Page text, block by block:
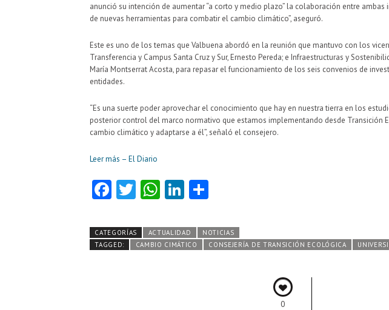
anunció su intención de aumentar “a corto y medio plazo” la colaboración entre ambas
de nuevas herramientas para combatir el cambio climático”, aseguró.
Este es uno de los temas que Valbuena abordó en la reunión que mantuvo con los
Transferencia y Campus Santa Cruz y Sur, Ernesto Pereda; e Infraestructuras y
María Montserrat Acosta, para repasar el funcionamiento de los seis convenios de
entidades.
“Es una suerte poder aprovechar el conocimiento que hay en nuestra tierra en los
posterior control del marco normativo que estamos implementando desde Transición
cambio climático y adaptarse a él”, señaló el consejero.
Leer más – El Diario
Fa
b
o
T
itt
er
W
ts
A
Li
e
dI
m
pa
CATEGORÍAS ACTUALIDAD
NOTICIAS
TAGGED:
CAMBIO CIMÁTICO CONSEJERÍA DE TRANSICIÓN ECOLÓGICA
0